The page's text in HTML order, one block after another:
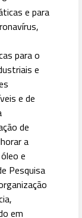
e para
para o
e
e de
de
a
e
Pesquisa
em